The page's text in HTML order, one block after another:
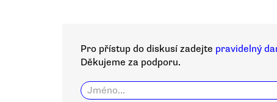
Pro přístup do diskusí zadejte pravidelný
Děkujeme za podporu.